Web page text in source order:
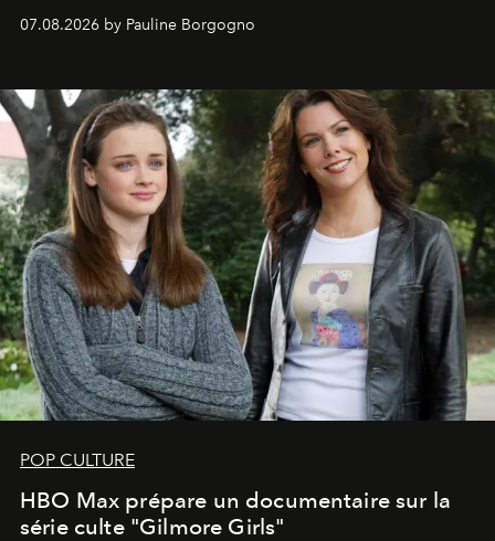
s'arrachent déjà.
07.08.2026 by Pauline Borgogno
POP CULTURE
HBO Max prépare un documentaire sur la
série culte "Gilmore Girls"